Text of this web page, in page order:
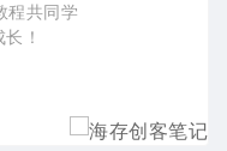
程共同学
！